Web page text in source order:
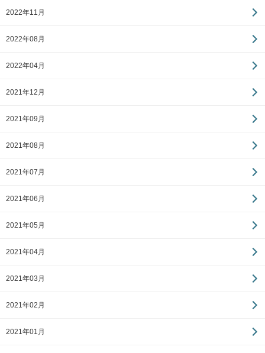
2022年11月
2022年08月
2022年04月
2021年12月
2021年09月
2021年08月
2021年07月
2021年06月
2021年05月
2021年04月
2021年03月
2021年02月
2021年01月